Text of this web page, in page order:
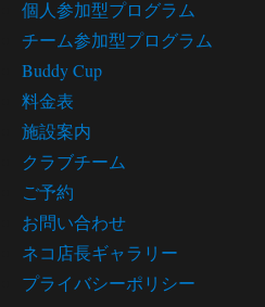
個人参加型プログラム
チーム参加型プログラム
Buddy Cup
料金表
施設案内
クラブチーム
ご予約
お問い合わせ
ネコ店長ギャラリー
プライバシーポリシー